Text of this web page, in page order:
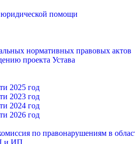
юридической помощи
нормативных правовых актов
проекта Устава
2025 год
2023 год
2024 год
2026 год
по правонарушениям в